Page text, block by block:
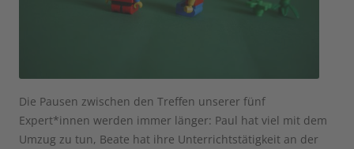
Die Pausen zwischen den Treffen unserer fünf
Expert*innen werden immer länger: Paul hat viel mit dem
Umzug zu tun, Beate hat ihre Unterrichtstätigkeit an der